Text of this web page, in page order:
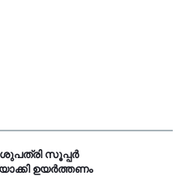
സൂപ്പർ
ഉയർത്തണം